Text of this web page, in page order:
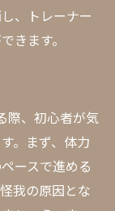
、トレーナー
きます。
際、初心者が気
。まず、体力
ースで進める
我の原因とな